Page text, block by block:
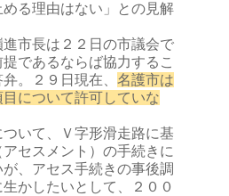
める理由はない」との見解
市長は２２日の市議会で
提であるならば協力するこ
。２９日現在、 名護市は
について許可していな
いて、Ｖ字形滑走路に基
セスメント）の手続きに
、アセス手続きの事後調
かしたいとして、２００